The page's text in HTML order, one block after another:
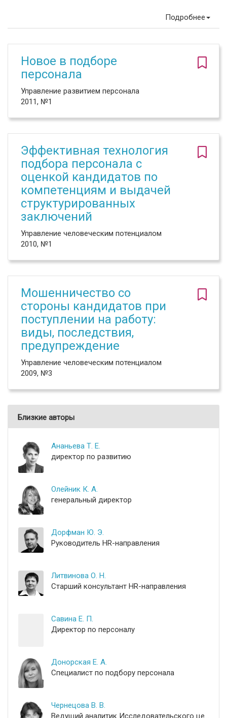
Подробнее
Новое в подборе
персонала
Управление развитием персонала
2011, №1
Эффективная технология
подбора персонала с
оценкой кандидатов по
компетенциям и выдачей
структурированных
заключений
Управление человеческим потенциалом
2010, №1
Мошенничество со
стороны кандидатов при
поступлении на работу:
виды, последствия,
предупреждение
Управление человеческим потенциалом
2009, №3
Близкие авторы
Ананьева Т. Е.
директор по развитию
Олейник К. А.
генеральный директор
Дорфман Ю. Э.
Руководитель HR-направления
Литвинова О. Н.
Старший консультант HR-направления
Савина Е. П.
Директор по персоналу
Донорская Е. А.
Специалист по подбору персонала
Чернецова В. В.